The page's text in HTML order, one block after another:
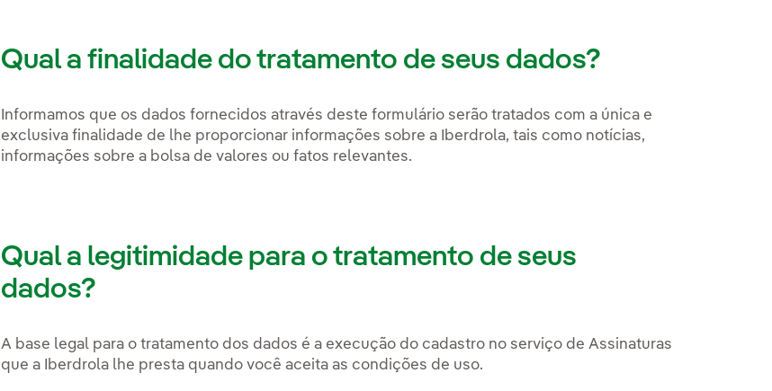
Qual a finalidade do tratamento de seus dados?
Informamos que os dados fornecidos através deste formulário serão tratados com a única e
exclusiva finalidade de lhe proporcionar informações sobre a Iberdrola, tais como notícias,
informações sobre a bolsa de valores ou fatos relevantes.
Qual a legitimidade para o tratamento de seus
dados?
A base legal para o tratamento dos dados é a execução do cadastro no serviço de Assinaturas
que a Iberdrola lhe presta quando você aceita as condições de uso.